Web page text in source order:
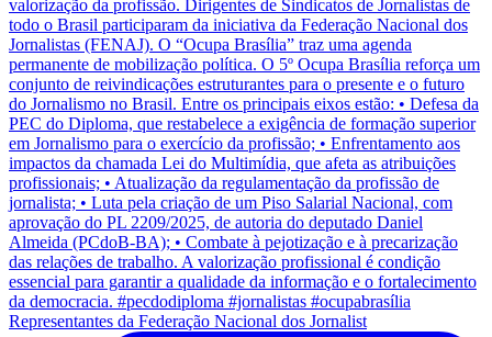
Representantes da Federação Nacional dos Jornalist